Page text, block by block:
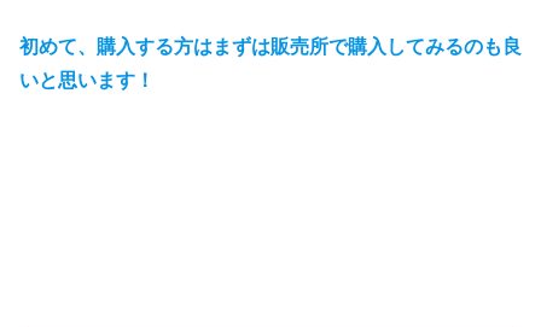
初めて、購入する方はまずは販売所で購入してみるのも良
いと思います！